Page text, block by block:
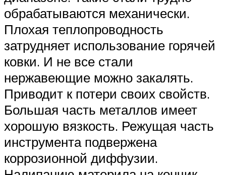
обрабатываются механически.
Плохая теплопроводность
затрудняет использование горячей
ковки. И не все стали
нержавеющие можно закалять.
Приводит к потери своих свойств.
Большая часть металлов имеет
хорошую вязкость. Режущая часть
инструмента подвержена
коррозионной диффузии.